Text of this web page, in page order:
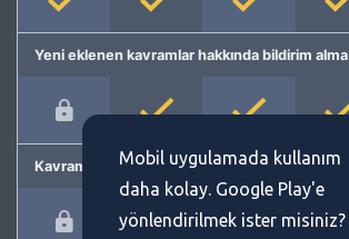
Yeni eklenen kavramlar hakkında bildirim alma
Kavram önermeMobil uygulamada kullanım
daha kolay. Google Play'e
yönlendirilmek ister misiniz?